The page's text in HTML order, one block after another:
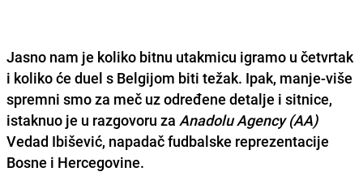
Jasno nam je koliko bitnu utakmicu igramo u četvrtak
i koliko će duel s Belgijom biti težak. Ipak, manje-više
spremni smo za meč uz određene detalje i sitnice,
istaknuo je u razgovoru za Anadolu Agency (AA)
Vedad Ibišević, napadač fudbalske reprezentacije
Bosne i Hercegovine.